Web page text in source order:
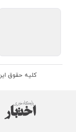
اتحادیه ناشران و
معتبری از کتاب های حقوقی
اندازی کردیم تا علاقمندان
کلیه حقوق